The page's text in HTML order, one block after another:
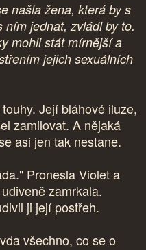
našla žena, která by s
jednat, zvládl by to.
mohli stát mírnější a
jejich sexuálních
Její bláhové iluze,
zamilovat. A nějaká
asi jen tak nestane.
Pronesla Violet a
zamrkala.
ji její postřeh.
všechno, co se o